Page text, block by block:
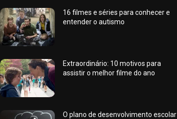
16 filmes e séries para conhecer e
entender o autismo
Extraordinário: 10 motivos para
assistir o melhor filme do ano
O plano de desenvolvimento escolar